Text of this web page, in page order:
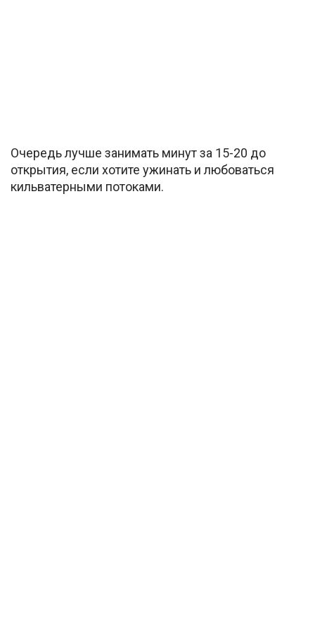
Очередь лучше занимать минут за 15-20 до
открытия, если хотите ужинать и любоваться
кильватерными потоками.